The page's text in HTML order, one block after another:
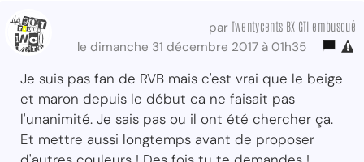
par Twentycents BX GTI embusqué
le dimanche 31 décembre 2017 à 01h35
Je suis pas fan de RVB mais c'est vrai que le beige
et maron depuis le début ca ne faisait pas
l'unanimité. Je sais pas ou il ont été chercher ça.
Et mettre aussi longtemps avant de proposer